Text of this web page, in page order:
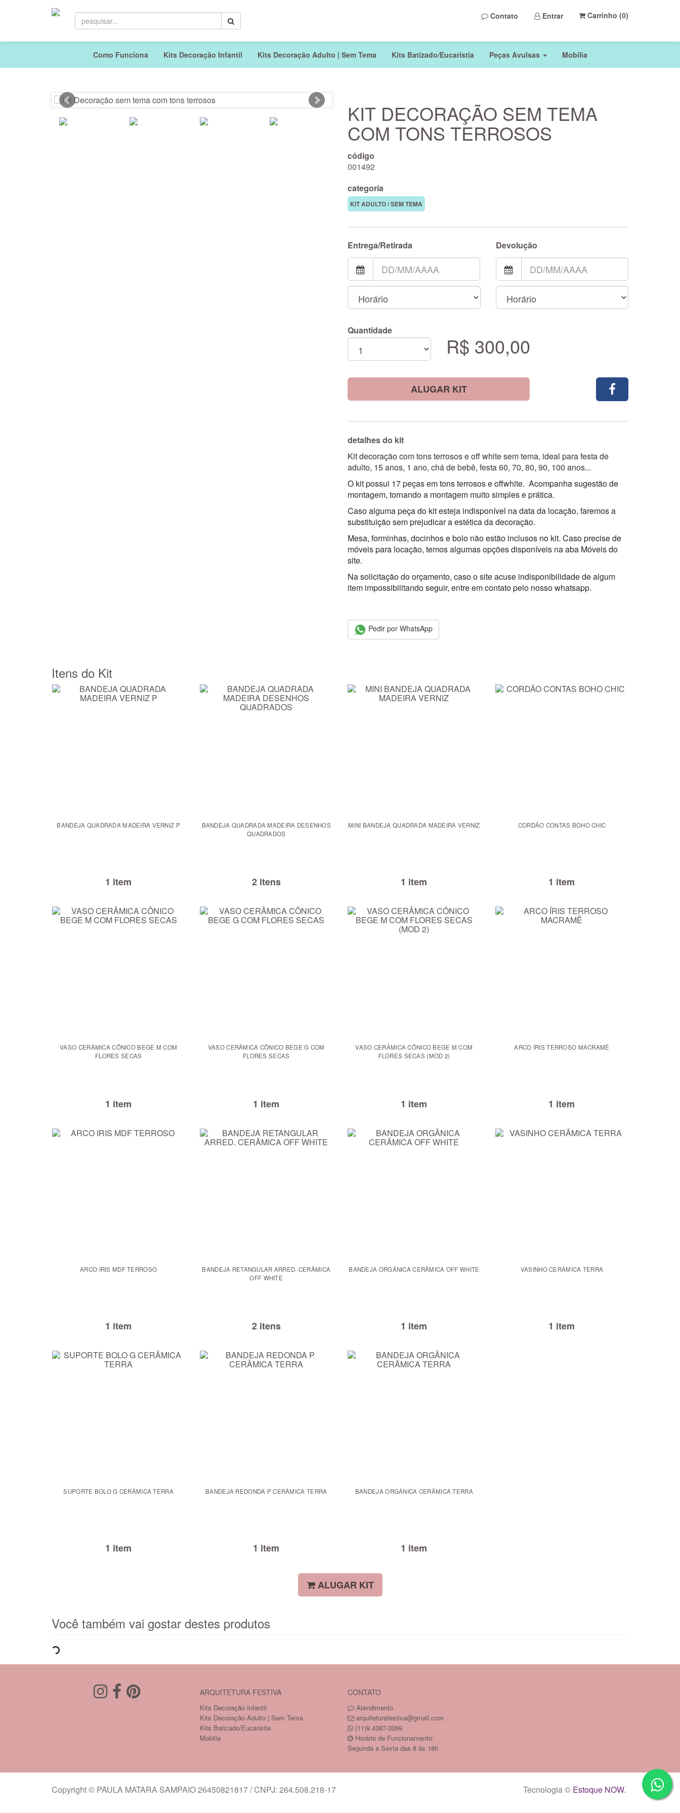
Contato Entrar Carrinho (0)
Como Funciona Kits Decoração Infantil Kits Decoração Adulto | Sem Tema Kits Batizado/Eucaristia Peças Avulsas Mobilia
KIT DECORAÇÃO SEM TEMA
COM TONS TERROSOS
código
001492
categoria
KIT ADULTO / SEM TEMA
Entrega/Retirada Devolução
Quantidade
R$ 300,00
ALUGAR KIT
detalhes do kit
Kit decoração com tons terrosos e off white sem tema, ideal para festa de
adulto, 15 anos, 1 ano, chá de bebê, festa 60, 70, 80, 90, 100 anos...
O kit possui 17 peças em tons terrosos e offwhite. Acompanha sugestão de
montagem, tornando a montagem muito simples e prática.
Caso alguma peça do kit esteja indisponível na data da locação, faremos a
substituição sem prejudicar a estética da decoração.
Mesa, forminhas, docinhos e bolo não estão inclusos no kit. Caso precise de
móveis para locação, temos algumas opções disponíveis na aba Móveis do
site.
Na solicitação do orçamento, caso o site acuse indisponibilidade de algum
item impossibilitando seguir, entre em contato pelo nosso whatsapp.
Pedir por WhatsApp
Itens do Kit
BANDEJA QUADRADA MADEIRA VERNIZ P
1 item
BANDEJA QUADRADA MADEIRA DESENHOS
QUADRADOS
2 itens
MINI BANDEJA QUADRADA MADEIRA VERNIZ
1 item
CORDÃO CONTAS BOHO CHIC
1 item
VASO CERÂMICA CÔNICO BEGE M COM
FLORES SECAS
1 item
VASO CERÂMICA CÔNICO BEGE G COM
FLORES SECAS
1 item
VASO CERÂMICA CÔNICO BEGE M COM
FLORES SECAS (MOD 2)
1 item
ARCO ÍRIS TERROSO MACRAMÊ
1 item
ARCO IRIS MDF TERROSO
1 item
BANDEJA RETANGULAR ARRED. CERÃMICA
OFF WHITE
2 itens
BANDEJA ORGÂNICA CERÃMICA OFF WHITE
1 item
VASINHO CERÂMICA TERRA
1 item
SUPORTE BOLO G CERÂMICA TERRA
1 item
BANDEJA REDONDA P CERÂMICA TERRA
1 item
BANDEJA ORGÂNICA CERÃMICA TERRA
1 item
ALUGAR KIT
Você também vai gostar destes produtos
ARQUITETURA FESTIVA
Kits Decoração Infantil
Kits Decoração Adulto | Sem Tema
Kits Batizado/Eucaristia
Mobilia
CONTATO
Atendimento
arquiteturafestiva@gmail.com
(11)9.4387-3269
Horário de Funcionamento:
Segunda a Sexta das 8 às 18h
Copyright © PAULA MATARA SAMPAIO 26450821817 / CNPJ: 264.508.218-17 Tecnologia © Estoque NOW.